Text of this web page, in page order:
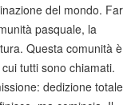
del mondo. Far
pasquale, la
Questa comunità è
tutti sono chiamati.
dedizione totale